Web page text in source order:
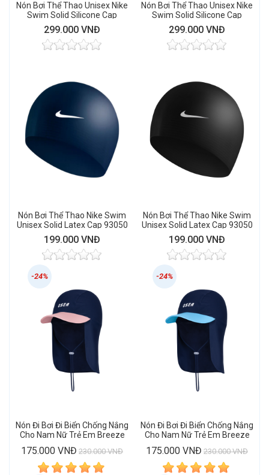
Nón Bơi Thể Thao Unisex Nike
Swim Solid Silicone Cap
93060 (Iridescent Silver)
299.000 VNĐ
Nón Bơi Thể Thao Unisex Nike
Swim Solid Silicone Cap
93060 (Barely Volt)
299.000 VNĐ
Nón Bơi Thể Thao Nike Swim
Unisex Solid Latex Cap 93050
(Midnight Navy)
199.000 VNĐ
Nón Bơi Thể Thao Nike Swim
Unisex Solid Latex Cap 93050
(Black)
199.000 VNĐ
Nón Đi Bơi Đi Biển Chống Nắng
Cho Nam Nữ Trẻ Em Breeze
Girl Cap
175.000 VNĐ 230.000 VNĐ
-24%
Nón Đi Bơi Đi Biển Chống Nắng
Cho Nam Nữ Trẻ Em Breeze
Aqua Cap
175.000 VNĐ 230.000 VNĐ
-24%